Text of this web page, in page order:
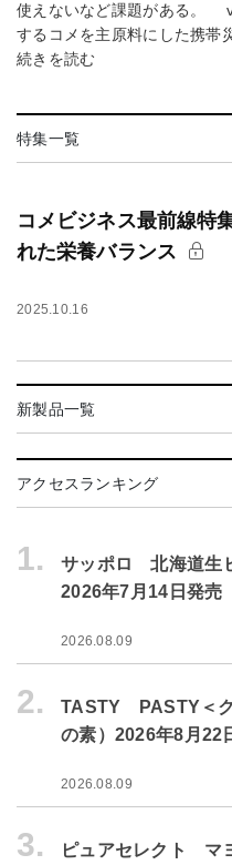
使えないなど課題がある。
するコメを主原料にした携帯
続きを読む
特集一覧
コメビジネス最前線
れた栄養バランス
2025.10.16
新製品一覧
アクセスランキング
1.
サッポロ 北海道生
2026年7月14日発売
2026.08.09
2.
TASTY PASTY＜
の素）2026年8月22
2026.08.09
3.
ピュアセレクト マ